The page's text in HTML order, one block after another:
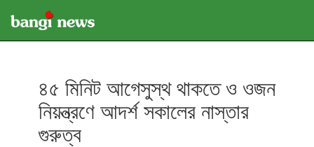
৪৫ মিনিট আগেসুস্থ থাকতে ও ওজন
নিয়ন্ত্রণে আদর্শ সকালের নাস্তার
গুরুত্ব